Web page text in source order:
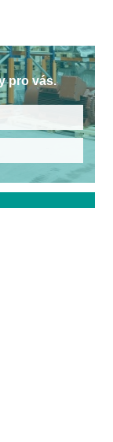
pro vás.